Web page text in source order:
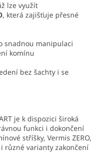
lze využít
, která zajišťuje přesné
snadnou manipulaci
komínu
bez šachty i se
je k dispozici široká
funkci i dokončení
stříšky, Vermis ZERO,
různé varianty zakončení